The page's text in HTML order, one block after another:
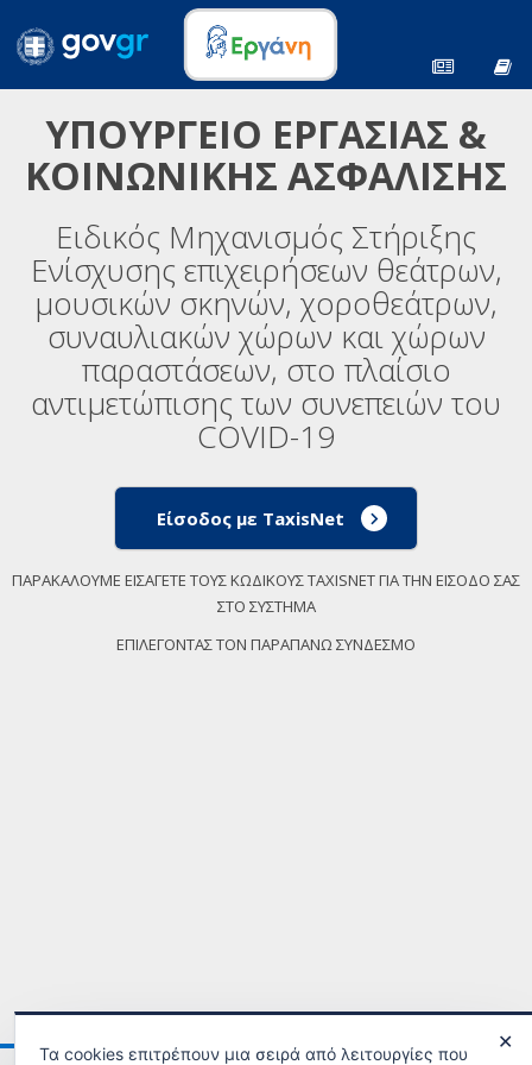
ΥΠΟΥΡΓΕΙΟ ΕΡΓΑΣΙΑΣ &
ΚΟΙΝΩΝΙΚΗΣ ΑΣΦΑΛΙΣΗΣ
Ειδικός Μηχανισμός Στήριξης
Ενίσχυσης επιχειρήσεων θεάτρων,
μουσικών σκηνών, χοροθεάτρων,
συναυλιακών χώρων και χώρων
παραστάσεων, στο πλαίσιο
αντιμετώπισης των συνεπειών του
COVID-19
Είσοδος με TaxisNet
ΠΑΡΑΚΑΛΟΥΜΕ ΕΙΣΑΓΕΤΕ ΤΟΥΣ ΚΩΔΙΚΟΥΣ TAXISNET ΓΙΑ ΤΗΝ ΕΙΣΟΔΟ ΣΑΣ
ΣΤΟ ΣΥΣΤΗΜΑ
ΕΠΙΛΕΓΟΝΤΑΣ ΤΟΝ ΠΑΡΑΠΑΝΩ ΣΥΝΔΕΣΜΟ
✕
Τα cookies επιτρέπουν μια σειρά από λειτουργίες που